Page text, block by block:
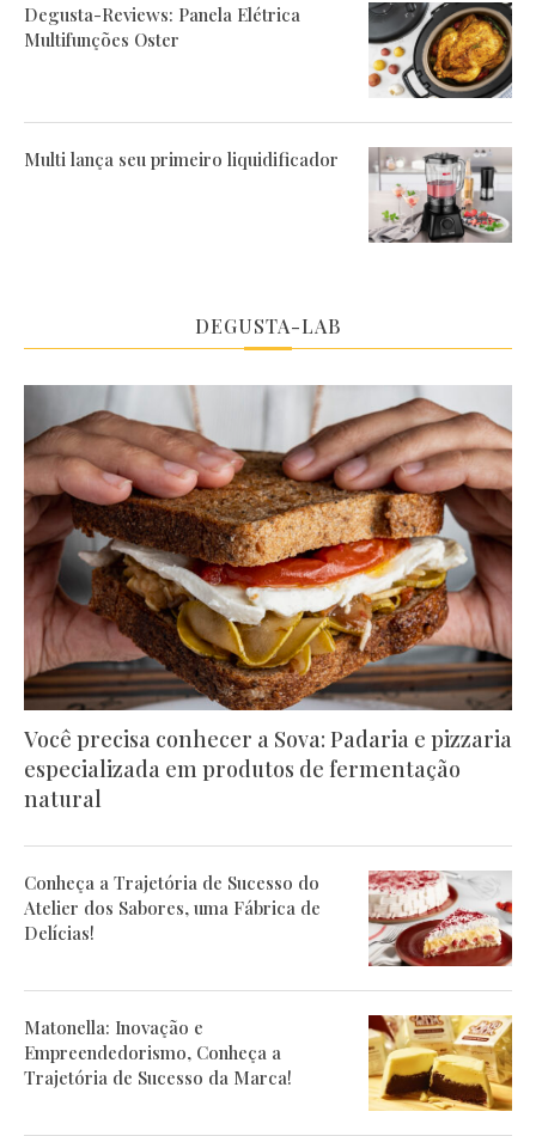
Degusta-Reviews: Panela Elétrica
Multifunções Oster
Multi lança seu primeiro liquidificador
DEGUSTA-LAB
Você precisa conhecer a Sova: Padaria e pizzaria
especializada em produtos de fermentação
natural
Conheça a Trajetória de Sucesso do
Atelier dos Sabores, uma Fábrica de
Delícias!
Matonella: Inovação e
Empreendedorismo, Conheça a
Trajetória de Sucesso da Marca!